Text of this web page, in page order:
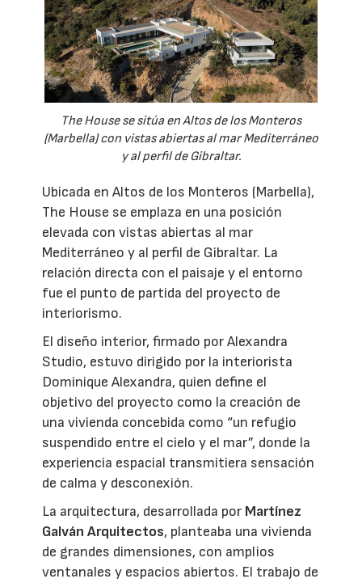
The House se sitúa en Altos de los Monteros
(Marbella) con vistas abiertas al mar Mediterráneo
y al perfil de Gibraltar.
Ubicada en Altos de los Monteros (Marbella),
The House se emplaza en una posición
elevada con vistas abiertas al mar
Mediterráneo y al perfil de Gibraltar. La
relación directa con el paisaje y el entorno
fue el punto de partida del proyecto de
interiorismo.
El diseño interior, firmado por Alexandra
Studio, estuvo dirigido por la interiorista
Dominique Alexandra, quien define el
objetivo del proyecto como la creación de
una vivienda concebida como “un refugio
suspendido entre el cielo y el mar”, donde la
experiencia espacial transmitiera sensación
de calma y desconexión.
La arquitectura, desarrollada por Martínez
Galván Arquitectos, planteaba una vivienda
de grandes dimensiones, con amplios
ventanales y espacios abiertos. El trabajo de